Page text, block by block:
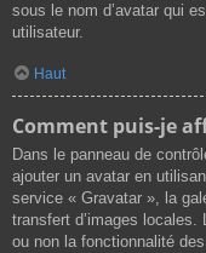
sous le nom d’avatar qui
utilisateur.
Haut
Comment puis-je
Dans le panneau de
ajouter un avatar en
service « Gravatar », la
transfert d’images
ou non la fonctionnalité